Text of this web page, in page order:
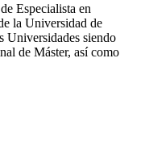
Especialista en
la Universidad de
Universidades siendo
de Máster, así como